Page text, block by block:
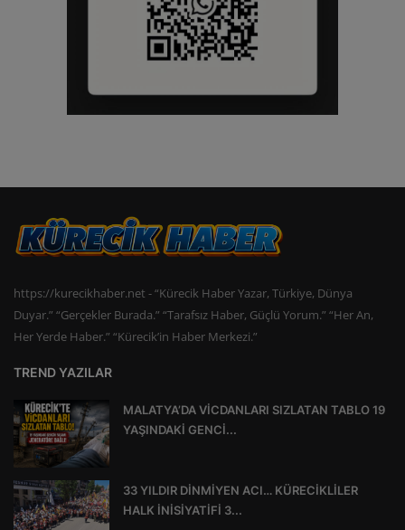
https://kurecikhaber.net - “Kürecik Haber Yazar, Türkiye, Dünya
Duyar.” “Gerçekler Burada.” “Tarafsız Haber, Güçlü Yorum.” “Her An,
Her Yerde Haber.” “Kürecik’in Haber Merkezi.”
TREND YAZILAR
MALATYA’DA VİCDANLARI SIZLATAN TABLO 19
YAŞINDAKİ GENCİ...
33 YILDIR DİNMİYEN ACI… KÜRECİKLİLER
HALK İNİSİYATİFİ 3...